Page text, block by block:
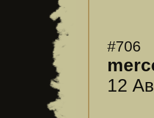
#706
12